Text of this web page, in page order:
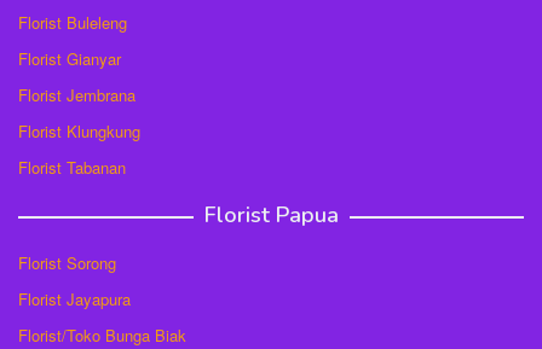
Florist Buleleng
Florist Gianyar
Florist Jembrana
Florist Klungkung
Florist Tabanan
Florist Papua
Florist Sorong
Florist Jayapura
Florist/Toko Bunga Biak